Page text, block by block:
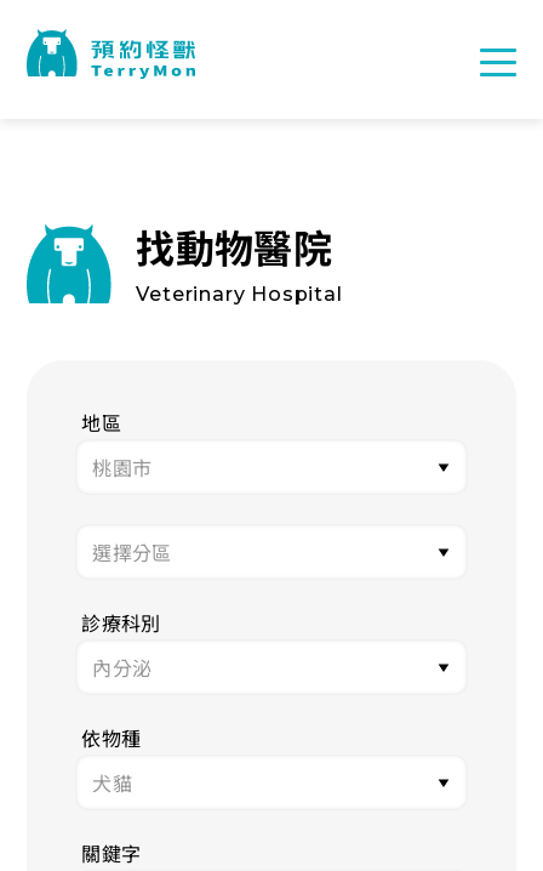
找動物醫院
Veterinary Hospital
地區
診療科別
依物種
關鍵字